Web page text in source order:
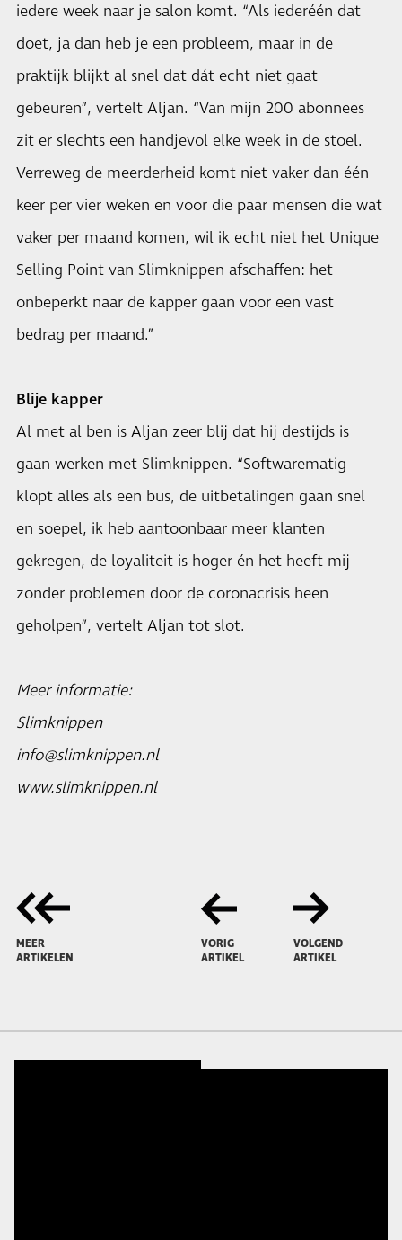
iedere week naar je salon komt. “Als iederéén dat
doet, ja dan heb je een probleem, maar in de
praktijk blijkt al snel dat dát echt niet gaat
gebeuren”, vertelt Aljan. “Van mijn 200 abonnees
zit er slechts een handjevol elke week in de stoel.
Verreweg de meerderheid komt niet vaker dan één
keer per vier weken en voor die paar mensen die wat
vaker per maand komen, wil ik echt niet het Unique
Selling Point van Slimknippen afschaffen: het
onbeperkt naar de kapper gaan voor een vast
bedrag per maand.”
Blije kapper
Al met al ben is Aljan zeer blij dat hij destijds is
gaan werken met Slimknippen. “Softwarematig
klopt alles als een bus, de uitbetalingen gaan snel
en soepel, ik heb aantoonbaar meer klanten
gekregen, de loyaliteit is hoger én het heeft mij
zonder problemen door de coronacrisis heen
geholpen”, vertelt Aljan tot slot.
Meer informatie:
Slimknippen
info@slimknippen.nl
www.slimknippen.nl
MEER
ARTIKELEN
VORIG
ARTIKEL
VOLGEND
ARTIKEL